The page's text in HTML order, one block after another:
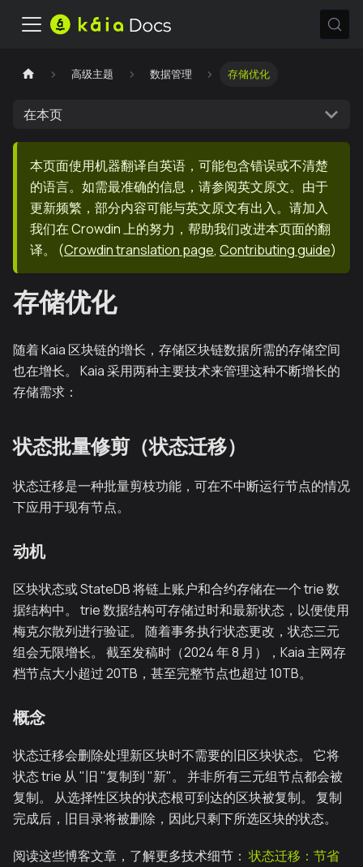
高级主题 数据管理 存储优化
在本页
本页面使用机器翻译自英语，可能包含错误或不清楚
的语言。如需最准确的信息，请参阅英文原文。由于
更新频繁，部分内容可能与英文原文有出入。请加入
我们在 Crowdin 上的努力，帮助我们改进本页面的翻
译。
(Crowdin translation page, Contributing guide)
存储优化
随着 Kaia 区块链的增长，存储区块链数据所需的存储空间
也在增长。 Kaia 采用两种主要技术来管理这种不断增长的
存储需求：
状态批量修剪（状态迁移）
状态迁移是一种批量剪枝功能，可在不中断运行节点的情况
下应用于现有节点。
动机
区块状态或 StateDB 将链上账户和合约存储在一个 trie 数
据结构中。 trie 数据结构可存储过时和最新状态，以便使用
梅克尔散列进行验证。 随着事务执行状态更改，状态三元
组会无限增长。 截至发稿时（2024 年 8 月），Kaia 主网存
档节点大小超过 20TB，甚至完整节点也超过 10TB。
概念
状态迁移会删除处理新区块时不需要的旧区块状态。 它将
状态 trie 从 "旧 "复制到 "新"。 并非所有三元组节点都会被
复制。 从选择性区块的状态根可到达的区块被复制。 复制
完成后，旧目录将被删除，因此只剩下所选区块的状态。
阅读这些博客文章，了解更多技术细节： 状态迁移：节省